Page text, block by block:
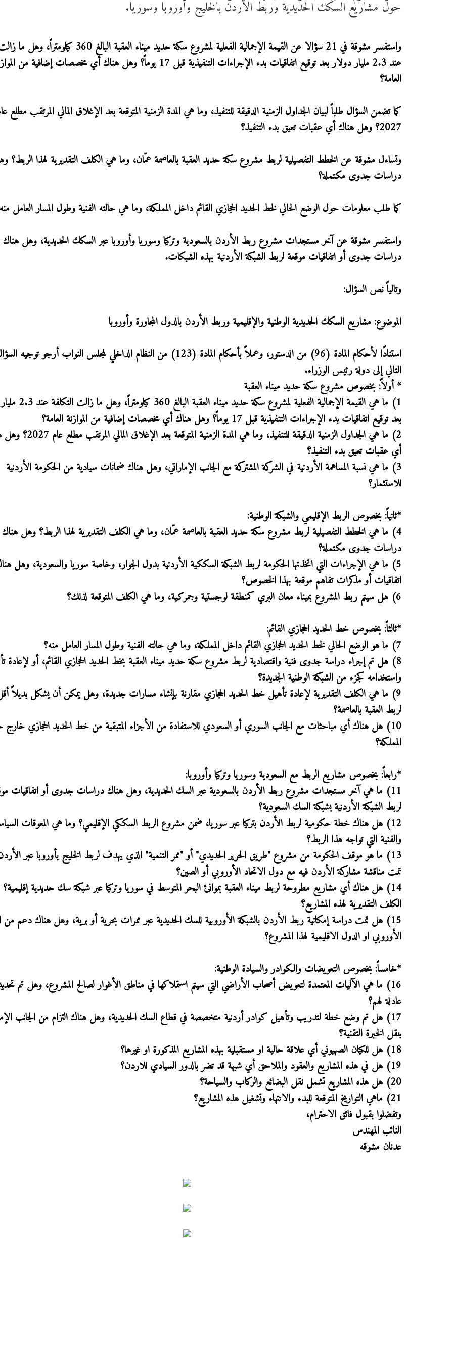
حول مشاريع السكك الحديدية وربط الأردن بالخليج وأوروبا وسوريا.
واستفسر مشوقة في 21 سؤالا عن القيمة الإجمالية الفعلية لمشروع سكة حديد ميناء العقبة
عند 2.3 مليار دولار بعد توقيع اتفاقيات بدء الإجراءات التنفيذية قبل 17 يوماً؟ وهل هناك أي مخصصات إضافية من
العامة؟
كما تضمن السؤال طلباً لبيان الجداول الزمنية الدقيقة للتنفيذ، وما هي المدة الزمنية المتوقعة بعد الإغلاق المالي المرتقب مطلع
2027؟ وهل هناك أي عقبات تعيق بدء التنفيذ؟
وتساءل مشوقة عن الخطط التفصيلية لربط مشروع سكة حديد العقبة بالعاصمة عمّان، وما هي الكلف التقديرية لهذا الربط؟
دراسات جدوى مكتملة؟
كما طلب معلومات حول الوضع الحالي لخط الحديد الحجازي القائم داخل المملكة، وما هي حالته الفنية وطول المسار العامل
واستفسر مشوقة عن آخر مستجدات مشروع ربط الأردن بالسعودية وتركيا وسوريا وأوروبا عبر السكك الحديدية، وهل هناك
دراسات جدوى أو اتفاقيات موقعة لربط الشبكة الأردنية بهذه الشبكات.
وتالياً نص السؤال:
الموضوع: مشاريع السكك الحديدية الوطنية والإقليمية وربط الأردن بالدول المجاورة وأوروبا
استنادًا لأحكام المادة (96) من الدستور، وعملاً بأحكام المادة (123) من النظام الداخلي لمجلس النواب أرجو
التالي إلى دولة رئيس الوزراء.
* أولاً: بخصوص مشروع سكة حديد ميناء العقبة
1) ما هي القيمة الإجمالية الفعلية لمشروع
بعد توقيع اتفاقيات بدء الإجراءات التنفيذية قبل 17 يوماً؟ وهل هناك أي مخصصات إضافية من الموازنة العامة؟
2) ما هي الجداول الزمنية الدقيقة للتنفيذ، وما هي المدة الزمنية
أي عقبات تعيق بدء التنفيذ؟
3) ما هي نسبة المساهمة الأردنية في الشركة المشتركة مع الجانب الإماراتي، وهل هناك ضمانات سيادية من الحكومة الأردنية
للاستثمار؟
*ثانياً: بخصوص الربط الإقليمي والشبكة الوطنية:
4) ما هي الخطط التفصيلية لربط مشروع سكة حديد العقبة بالعاصمة عمّان، وما هي الكلف التقديرية لهذا الربط؟ وهل هناك
دراسات جدوى مكتملة؟
5) ما هي الإجراءات التي اتخذتها الحكومة لربط الشبكة السككية الأردنية بدول الجوار، وخاصة سوريا والسعودية، وهل
اتفاقيات أو مذكرات تفاهم موقعة بهذا الخصوص؟
6) هل سيتم ربط المشروع بميناء معان البري كمنطقة لوجستية وجمركية، وما هي الكلف المتوقعة لذلك؟
*ثالثاً: بخصوص خط الحديد الحجازي القائم:
7) ما هو الوضع الحالي لخط الحديد الحجازي القائم داخل المملكة، وما هي حالته الفنية وطول المسار العامل منه؟
8) هل تم إجراء دراسة جدوى فنية واقتصادية لربط مشروع سكة حديد ميناء العقبة بخط الحديد الحجازي القائم، أو لإعادة
واستخدامه كجزء من الشبكة الوطنية الجديدة؟
9) ما هي الكلف التقديرية لإعادة تأهيل خط الحديد الحجازي مقارنة بإنشاء مسارات جديدة، وهل يمكن أن يشكل بديلاً
لربط العقبة بالعاصمة؟
10) هل هناك أي مباحثات مع الجانب السوري أو السعودي للاستفادة من الأجزاء المتبقية من خط الحديد الحجازي
المملكة؟
*رابعاً: بخصوص مشاريع الربط مع السعودية وسوريا وتركيا وأوروبا:
11) ما هي آخر مستجدات مشروع ربط الأردن بالسعودية عبر السك الحديدية، وهل هناك دراسات جدوى أو اتفاقيات
لربط الشبكة الأردنية بشبكة السك السعودية؟
12) هل هناك خطة حكومية لربط الأردن بتركيا عبر سوريا، ضمن مشروع الربط السككي الإقليمي؟ وما هي المعوقات
والفنية التي تواجه هذا الربط؟
13) ما هو موقف الحكومة من مشروع "طريق الحرير الحديدي" أو "ممر التنمية" الذي يهدف لربط الخليج بأوروبا عبر
تمت مناقشة مشاركة الأردن فيه مع دول الاتحاد الأوروبي أو الصين؟
14) هل هناك أي مشاريع مطروحة لربط ميناء العقبة بموانئ البحر المتوسط في سوريا وتركيا عبر شبكة سك حديدية
الكلف التقديرية لهذه المشاريع؟
15) هل تمت دراسة إمكانية ربط الأردن بالشبكة الأوروبية للسك الحديدية عبر ممرات بحرية أو برية، وهل هناك دعم من
الأوروبي او الدول الاقليمية لهذا المشروع؟
*خامساً: بخصوص التعويضات والكوادر والسيادة الوطنية:
16) ما هي الآليات المعتمدة لتعويض أصحاب الأراضي التي سيتم استملاكها في مناطق الأغوار لصالح المشروع، وهل تم
عادلة لهم؟
17) هل تم وضع خطة لتدريب وتأهيل كوادر أردنية متخصصة في قطاع السك الحديدية، وهل هناك التزام من الجانب
بنقل الخبرة التقنية؟
18) هل للكيان الصهيوني أي علاقة حالية او مستقبلية بهذه المشاريع المذكورة او غيرها؟
19) هل في هذه المشاريع والعقود والملاحق أي شبهة قد تضر بالدور السيادي للاردن؟
20) هل هذه المشاريع تشمل نقل البضائع والركاب والسياحة؟
21) ماهي التواريخ المتوقعة للبدء والانتهاء وتشغيل هذه المشاريع؟
وتفضلوا بقبول فائق الاحترام،
النائب المهندس
عدنان مشوقه